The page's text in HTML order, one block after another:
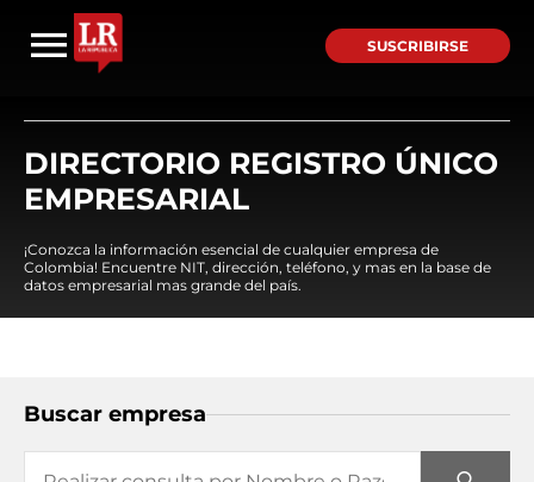
SUSCRIBIRSE
DIRECTORIO REGISTRO ÚNICO
EMPRESARIAL
¡Conozca la información esencial de cualquier empresa de
Colombia! Encuentre NIT, dirección, teléfono, y mas en la base de
datos empresarial mas grande del país.
Buscar empresa